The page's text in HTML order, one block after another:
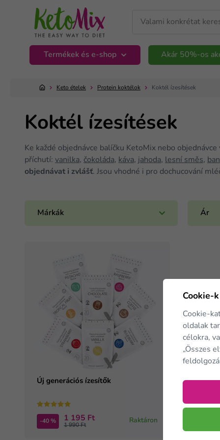
Termékek és e-shop Akár 50%-os
Keto ételek Protein koktélok Koktél ízesítések
Koktél ízesítések
Ke každé objednávce balíčku KetoMix nebo
příchutí: vanilka, čokoláda, káva, jahoda, lesní směs,
objednávat i zvlášť. Jsou vhodné i pro dochucování
Márkák Ár
Új generációs ízesítők
-40 % 1 195 Ft
1 990 Ft
Raktáron
Cookie-k
Cookie-
oldalak
célokra,
„Összes